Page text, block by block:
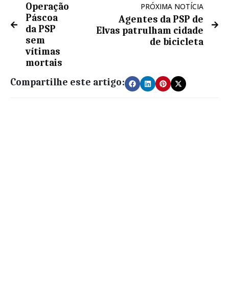
Operação
Páscoa
da PSP
sem
vítimas
mortais
PRÓXIMA NOTÍCIA
Agentes da PSP de
Elvas patrulham cidade
de bicicleta
Compartilhe este artigo: